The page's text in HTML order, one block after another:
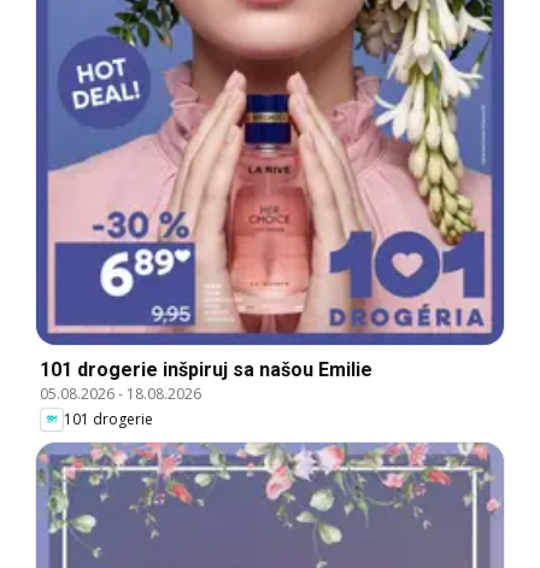
101 drogerie inšpiruj sa našou Emilie
05.08.2026- 18.08.2026
101 drogerie